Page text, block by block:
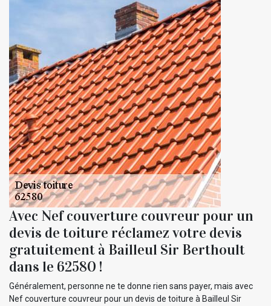
Avec Nef couverture couvreur pour un
devis de toiture réclamez votre devis
gratuitement à Bailleul Sir Berthoult
dans le 62580 !
Généralement, personne ne te donne rien sans payer, mais avec
Nef couverture couvreur pour un devis de toiture à Bailleul Sir